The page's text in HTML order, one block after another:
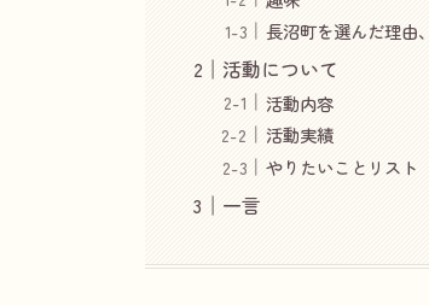
長沼町を選んだ理由
活動について
活動内容
活動実績
やりたいことリスト
一言